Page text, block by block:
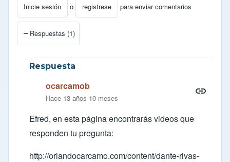
Inicie sesión o registrese para enviar comentarios
Respuestas (1)
Respuesta
ocarcamob
Hace 13 años 10 meses
Efred, en esta página encontrarás videos que
responden tu pregunta:
http://orlandocarcamo.com/content/dante-rivas-